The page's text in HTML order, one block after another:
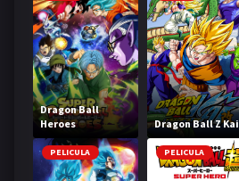
Dragon Ball
Heroes
Dragon Ball Z Kai
PELICULA PELICULA